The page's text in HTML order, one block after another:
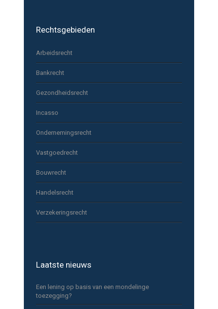
Rechtsgebieden
Arbeidsrecht
Bankrecht
Gezondheidsrecht
Incasso
Ondernemingsrecht
Vastgoedrecht
Bouwrecht
Handelsrecht
Verzekeringsrecht
Laatste nieuws
Een lening op basis van een mondelinge
toezegging?